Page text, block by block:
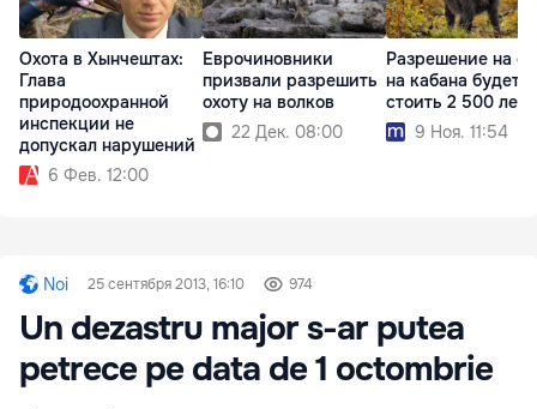
Охота в Хынчештах:
Глава
природоохранной
инспекции не
допускал нарушений
6 Фев. 12:00
Еврочиновники
призвали разрешить
охоту на волков
22 Дек. 08:00
Разрешение на
на кабана будет
стоить 2 500 леев
9 Ноя. 11:54
Noi 25 сентября 2013, 16:10 974
Un dezastru major s-ar putea
petrece pe data de 1 octombrie